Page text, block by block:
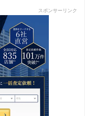
スポンサーリンク